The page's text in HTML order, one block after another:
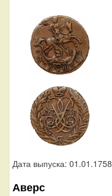
Дата выпуска: 01.01.1758
Аверс